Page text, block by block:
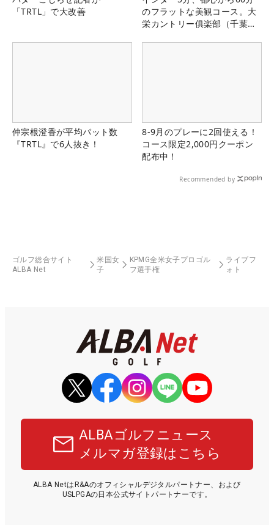
「TRTL」で大改善
のフラットな美観コース。大
栄カントリー俱楽部（千葉
仲宗根澄香が平均パット数
『TRTL』で6人抜き！
8-9月のプレーに2回使える！
コース限定2,000円クーポン
配布中！
Recommended by
ゴルフ総合サイト
ALBA Net
米国女
子
KPMG全米女子プロゴル
フ選手権
ライブフ
ォト
ALBAゴルフニュース
メルマガ登録はこちら
ALBA NetはR&Aのオフィシャルデジタルパートナー、および
USLPGAの日本公式サイトパートナーです。